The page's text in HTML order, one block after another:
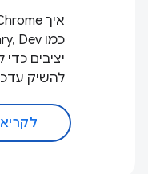
יציבים
להשיק